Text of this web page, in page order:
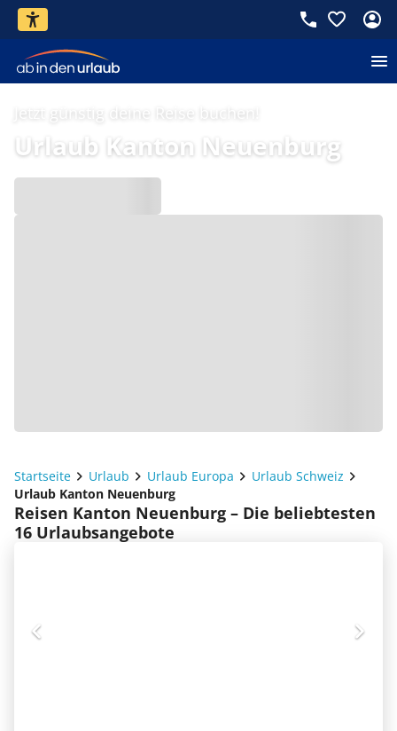
Jetzt günstig deine Reise buchen!
Urlaub Kanton Neuenburg
Startseite Urlaub Urlaub Europa
Urlaub Schweiz
Urlaub Kanton Neuenburg
Reisen Kanton Neuenburg – Die beliebtesten
16 Urlaubsangebote